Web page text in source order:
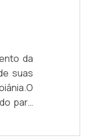
da
suas
para
é
e